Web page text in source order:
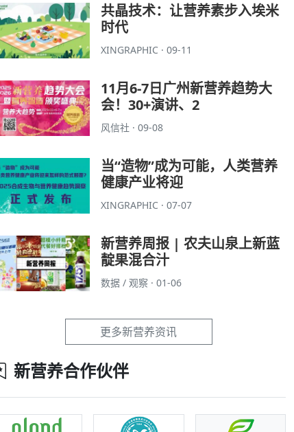
共晶技术：让营养素步入埃米
时代
XINGRAPHIC · 09-11
11月6-7日广州新营养趋势大
会！30+演讲、2
风信社 · 09-08
当“造物”成为可能，人类营养
健康产业将迎
XINGRAPHIC · 07-07
新营养周报 | 农夫山泉上新蓝
靛果混合汁
数据 / 观察 · 01-06
更多新营养资讯
新营养合作伙伴